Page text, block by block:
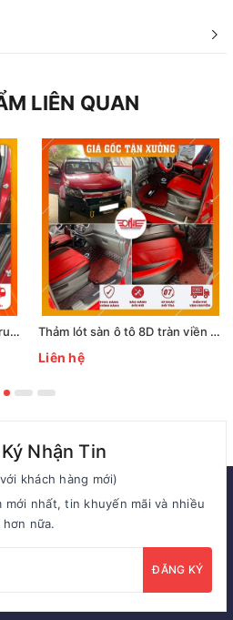
LIÊN QUAN
Bọc ghế da ô tô Chevrolet Cruze Thảm lót sàn ô tô 8D tràn viền cửa xe Chevrolet Colorado
Liên hệ
Nhận Tin
với khách hàng mới)
mới nhất, tin khuyến mãi và nhiều
hơn nữa.
ĐĂNG KÝ